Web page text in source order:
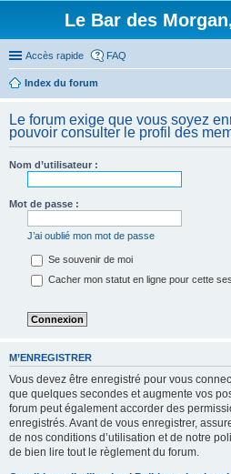
Le Bar des
Accès rapide FAQ
Index du forum
Le forum exige que vous soyez
pouvoir consulter le profil des
Nom d’utilisateur :
Mot de passe :
J’ai oublié mon mot de passe
Se souvenir de moi
Cacher mon statut en ligne pour cette
M’ENREGISTRER
Vous devez être enregistré pour vous
que quelques secondes et augmente vos
forum peut également accorder des
enregistrés. Avant de vous enregistrer,
de nos conditions d’utilisation et de notre
de bien lire tout le règlement du forum.